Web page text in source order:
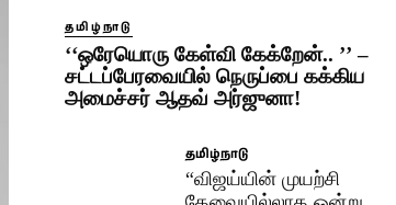
தமிழ்நாடு
‘‘ஒரேயொரு கேள்வி கேக்றேன்.. ’’ –
சட்டப்பேரவையில் நெருப்பை கக்கிய
அமைச்சர் ஆதவ் அர்ஜுனா!
தமிழ்நாடு
“விஜய்யின் முயற்சி